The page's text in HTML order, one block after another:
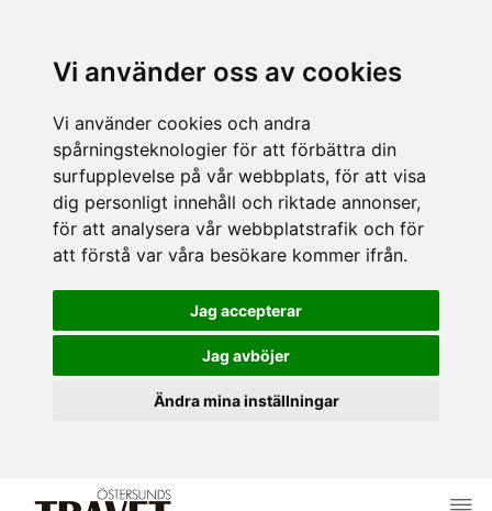
Vi använder oss av cookies
Vi använder cookies och andra
spårningsteknologier för att förbättra din
surfupplevelse på vår webbplats, för att visa
dig personligt innehåll och riktade annonser,
för att analysera vår webbplatstrafik och för
att förstå var våra besökare kommer ifrån.
Jag accepterar
Jag avböjer
Ändra mina inställningar